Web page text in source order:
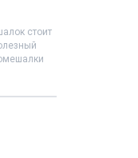
стоит